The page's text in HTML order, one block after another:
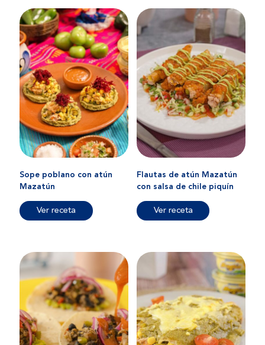
Sope poblano con atún
Mazatún
Ver receta
Flautas de atún Mazatún
con salsa de chile piquín
Ver receta